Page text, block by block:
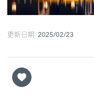
媽
閣
更新日期 2025/02/23